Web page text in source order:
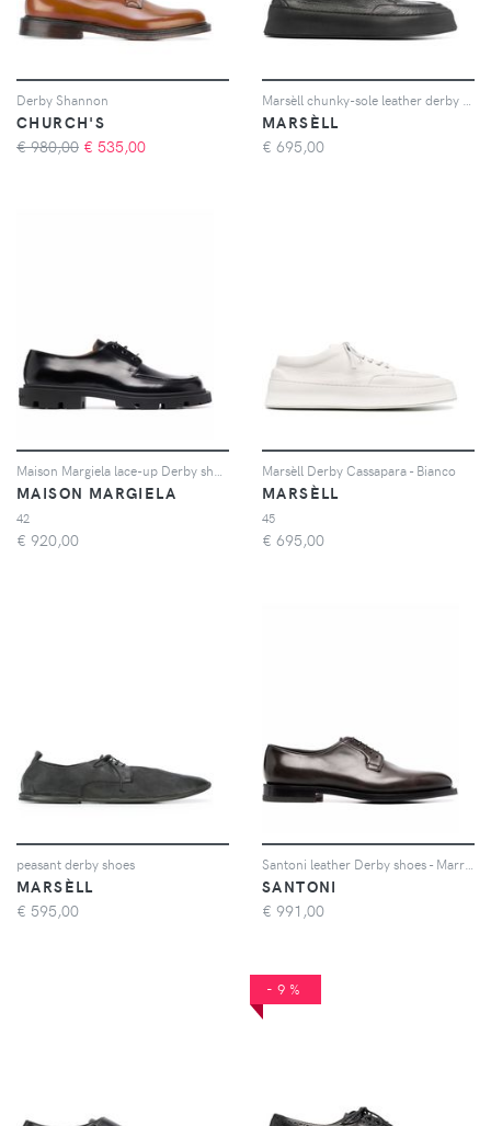
Derby Shannon
CHURCH'S
€ 980,00 € 535,00
MARSÈLL
€ 695,00
MAISON MARGIELA
42
€ 920,00
Marsèll Derby Cassapara - Bianco
MARSÈLL
45
€ 695,00
peasant derby shoes
MARSÈLL
€ 595,00
SANTONI
€ 991,00
-9%